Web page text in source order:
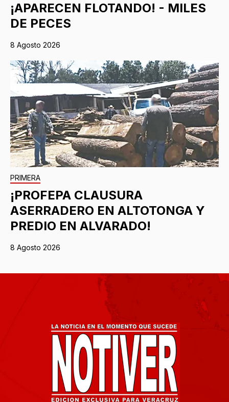
¡APARECEN FLOTANDO! - MILES
DE PECES
8 Agosto 2026
PRIMERA
¡PROFEPA CLAUSURA
ASERRADERO EN ALTOTONGA Y
PREDIO EN ALVARADO!
8 Agosto 2026